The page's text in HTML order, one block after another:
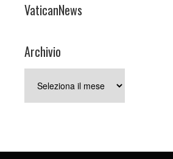
VaticanNews
Archivio